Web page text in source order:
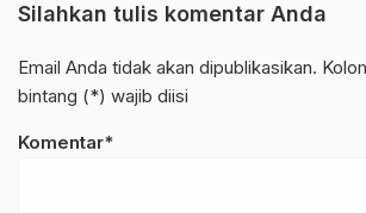
Silahkan tulis komentar Anda
Email Anda tidak akan dipublikasikan.
bintang (*) wajib diisi
Komentar*